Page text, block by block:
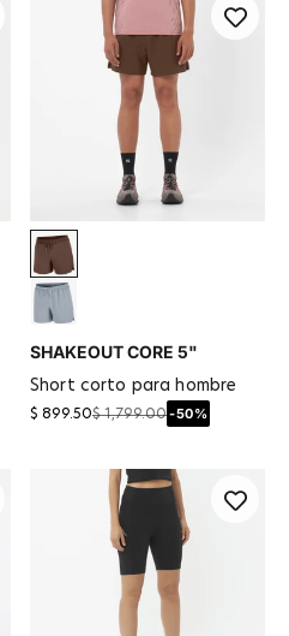
Coffee Bean
Trade Winds
SHAKEOUT CORE 5"
short corto para hombre
$ 899.50$ 1,799.00-50%